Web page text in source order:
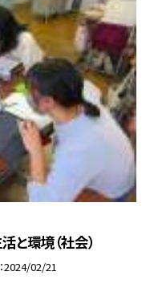
と環境（社会）
2024/02/21